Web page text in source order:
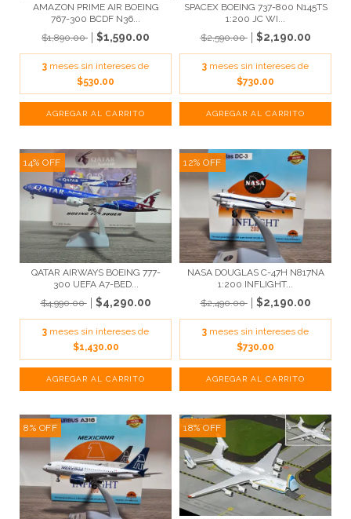
AMAZON PRIME AIR BOEING
767-300 BCDF N36...
$1,890.00
$1,590.00
3 meses sin intereses de
$530.00
SPACEX BOEING 737-800 N145TS
1:200 JC WI...
$2,590.00
$2,190.00
3 meses sin intereses de
$730.00
14% OFF
QATAR AIRWAYS BOEING 777-
300 UEFA A7-BED...
$4,990.00
$4,290.00
3 meses sin intereses de
$1,430.00
12% OFF
NASA DOUGLAS C-47H N817NA
1:200 INFLIGHT...
$2,490.00
$2,190.00
3 meses sin intereses de
$730.00
8% OFF 18% OFF